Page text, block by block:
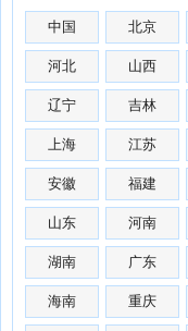
中国 北京
河北 山西
辽宁 吉林
上海 江苏
安徽 福建
山东 河南
湖南 广东
海南 重庆